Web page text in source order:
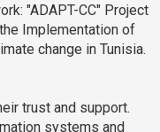
"ADAPT-CC" Project
Implementation of
change in Tunisia.
trust and support.
systems and